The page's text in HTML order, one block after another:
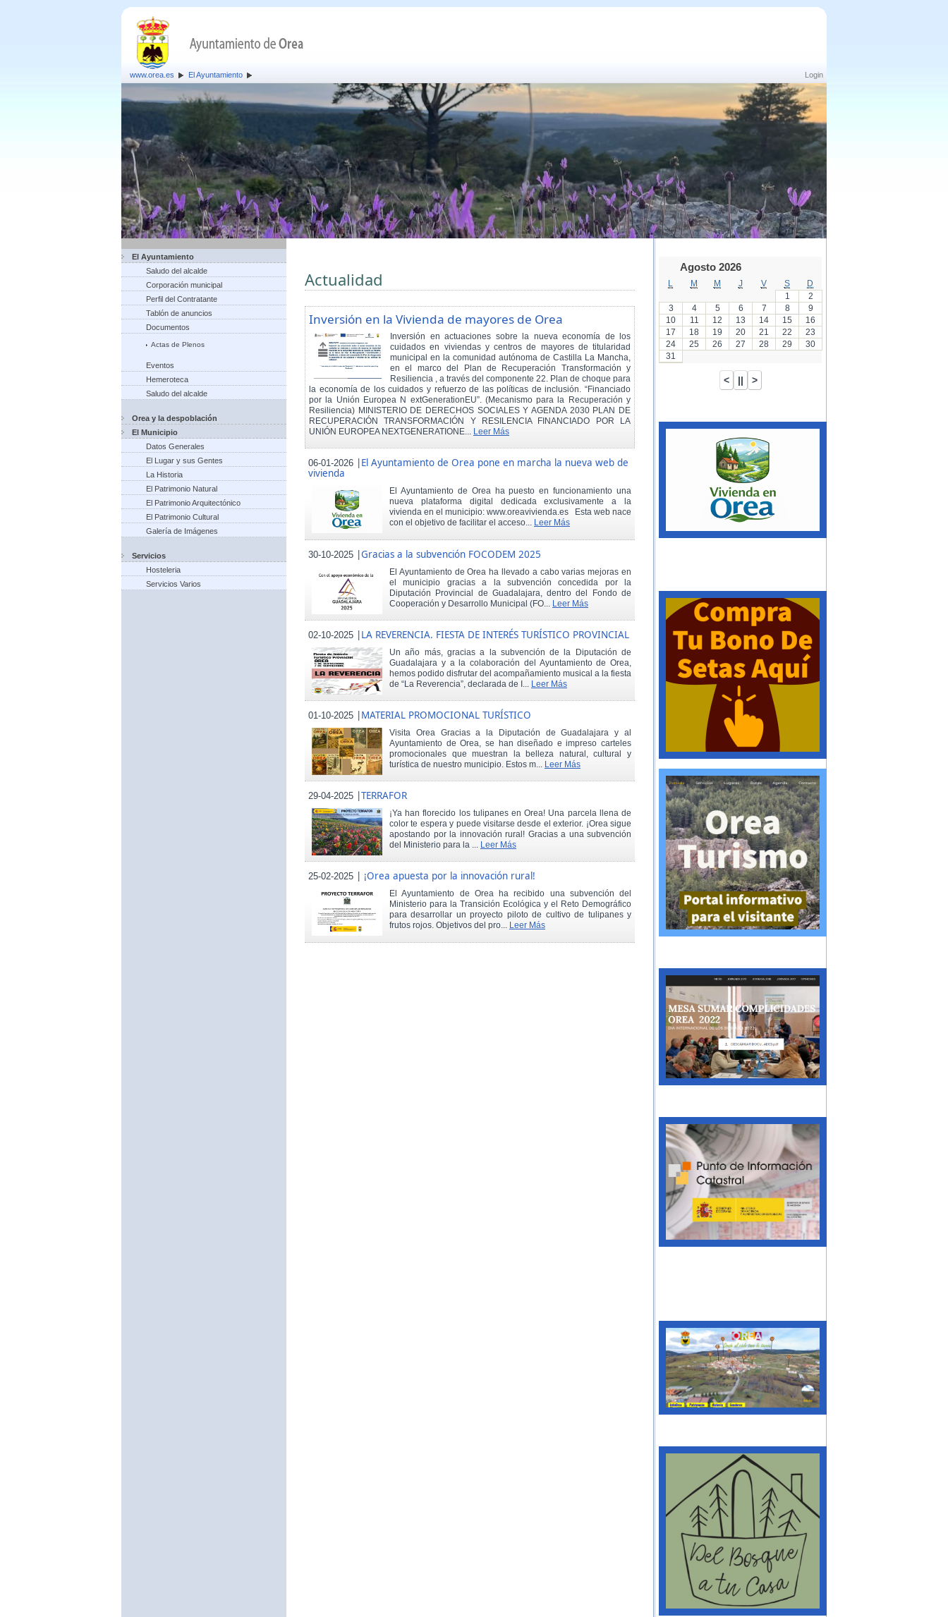
Login
www.orea.es El Ayuntamiento
El Ayuntamiento
Saludo del alcalde
Corporación municipal
Perfil del Contratante
Tablón de anuncios
Documentos
Actas de Plenos
Eventos
Hemeroteca
Saludo del alcalde
Orea y la despoblación
El Municipio
Datos Generales
El Lugar y sus Gentes
La Historia
El Patrimonio Natural
El Patrimonio Arquitectónico
El Patrimonio Cultural
Galería de Imágenes
Servicios
Hosteleria
Servicios Varios
Actualidad
Inversión en la Vivienda de mayores de Orea
Inversión en actuaciones sobre la nueva economía de los
cuidados en viviendas y centros de mayores de titularidad
municipal en la comunidad autónoma de Castilla La Mancha,
en el marco del Plan de Recuperación Transformación y
Resiliencia , a través del componente 22. Plan de choque para
la economía de los cuidados y refuerzo de las políticas de inclusión. “Financiado
por la Unión Europea N extGenerationEU”. (Mecanismo para la Recuperación y
Resiliencia) MINISTERIO DE DERECHOS SOCIALES Y AGENDA 2030 PLAN DE
RECUPERACIÓN TRANSFORMACIÓN Y RESILENCIA FINANCIADO POR LA
UNIÓN EUROPEA NEXTGENERATIONE... Leer Más
06-01-2026 |El Ayuntamiento de Orea pone en marcha la nueva web de
vivienda
El Ayuntamiento de Orea ha puesto en funcionamiento una
nueva plataforma digital dedicada exclusivamente a la
vivienda en el municipio: www.oreavivienda.es Esta web nace
con el objetivo de facilitar el acceso... Leer Más
30-10-2025 |Gracias a la subvención FOCODEM 2025
El Ayuntamiento de Orea ha llevado a cabo varias mejoras en
el municipio gracias a la subvención concedida por la
Diputación Provincial de Guadalajara, dentro del Fondo de
Cooperación y Desarrollo Municipal (FO... Leer Más
02-10-2025 |LA REVERENCIA. FIESTA DE INTERÉS TURÍSTICO PROVINCIAL
Un año más, gracias a la subvención de la Diputación de
Guadalajara y a la colaboración del Ayuntamiento de Orea,
hemos podido disfrutar del acompañamiento musical a la fiesta
de “La Reverencia”, declarada de I... Leer Más
01-10-2025 |MATERIAL PROMOCIONAL TURÍSTICO
Visita Orea Gracias a la Diputación de Guadalajara y al
Ayuntamiento de Orea, se han diseñado e impreso carteles
promocionales que muestran la belleza natural, cultural y
turística de nuestro municipio. Estos m... Leer Más
29-04-2025 |TERRAFOR
¡Ya han florecido los tulipanes en Orea! Una parcela llena de
color te espera y puede visitarse desde el exterior. ¡Orea sigue
apostando por la innovación rural! Gracias a una subvención
del Ministerio para la ... Leer Más
25-02-2025 ¡Orea apuesta por la innovación rural!
El Ayuntamiento de Orea ha recibido una subvención del
Ministerio para la Transición Ecológica y el Reto Demográfico
para desarrollar un proyecto piloto de cultivo de tulipanes y
frutos rojos. Objetivos del pro... Leer Más
Agosto 2026
M M J V S
D
1
2
3
4 5 6 7 8
9
10
11 12 13 14 15
16
17
18 19 20 21 22
23
24
25 26 27 28 29
30
31